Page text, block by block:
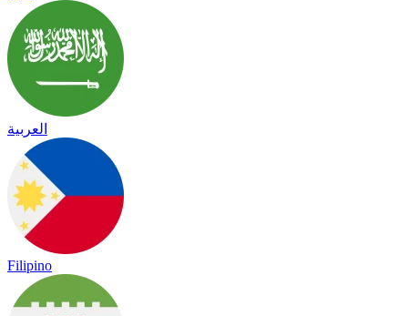
العربية
Filipino